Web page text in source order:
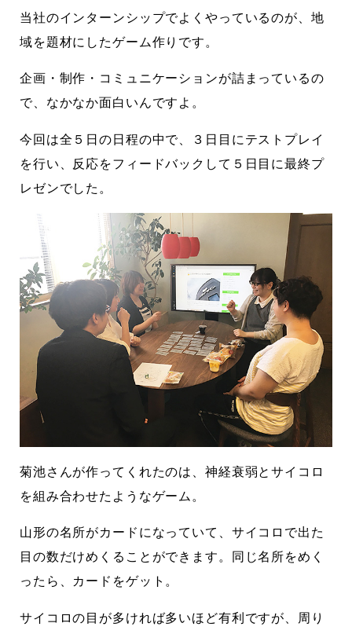
当社のインターンシップでよくやっているのが、地
域を題材にしたゲーム作りです。
企画・制作・コミュニケーションが詰まっているの
で、なかなか面白いんですよ。
今回は全５日の日程の中で、３日目にテストプレイ
を行い、反応をフィードバックして５日目に最終プ
レゼンでした。
菊池さんが作ってくれたのは、神経衰弱とサイコロ
を組み合わせたようなゲーム。
山形の名所がカードになっていて、サイコロで出た
目の数だけめくることができます。同じ名所をめく
ったら、カードをゲット。
サイコロの目が多ければ多いほど有利ですが、周り